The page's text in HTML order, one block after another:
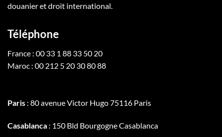
douanier et droit international.
Téléphone
France : 00 33 1 88 33 50 20
Maroc : 00 212 5 20 30 80 88
Paris : 80 avenue Victor Hugo 75116 Paris
Casablanca : 150 Bld Bourgogne Casablanca